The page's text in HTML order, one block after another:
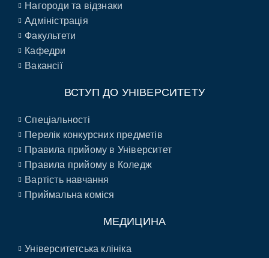
Нагороди та відзнаки
Адміністрація
Факультети
Кафедри
Вакансії
ВСТУП ДО УНІВЕРСИТЕТУ
Спеціальності
Перелік конкурсних предметів
Правила прийому в Університет
Правила прийому в Коледж
Вартість навчання
Приймальна коміся
МЕДИЦИНА
Університетська клініка